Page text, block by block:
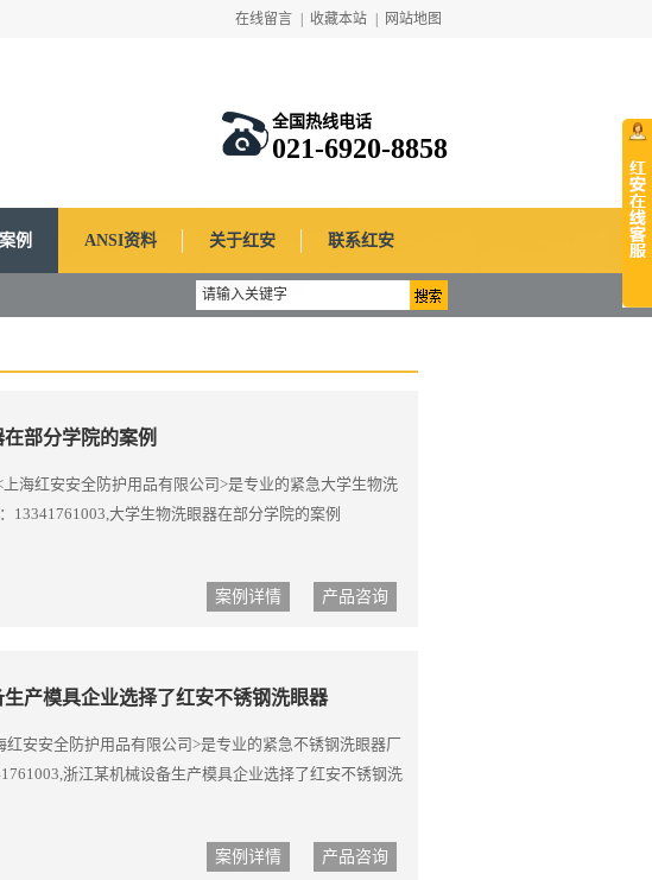
在线留言 收藏本站 网站地图
全国热线电话
021-6920-8858
案例 ANSI资料 关于红安 联系红安
部分学院的案例
海红安安全防护用品有限公司>是专业的紧急大学生物洗
13341761003,大学生物洗眼器在部分学院的案例
案例详情 产品咨询
产模具企业选择了红安不锈钢洗眼器
红安安全防护用品有限公司>是专业的紧急不锈钢洗眼器厂
浙江某机械设备生产模具企业选择了红安不锈钢洗
案例详情 产品咨询